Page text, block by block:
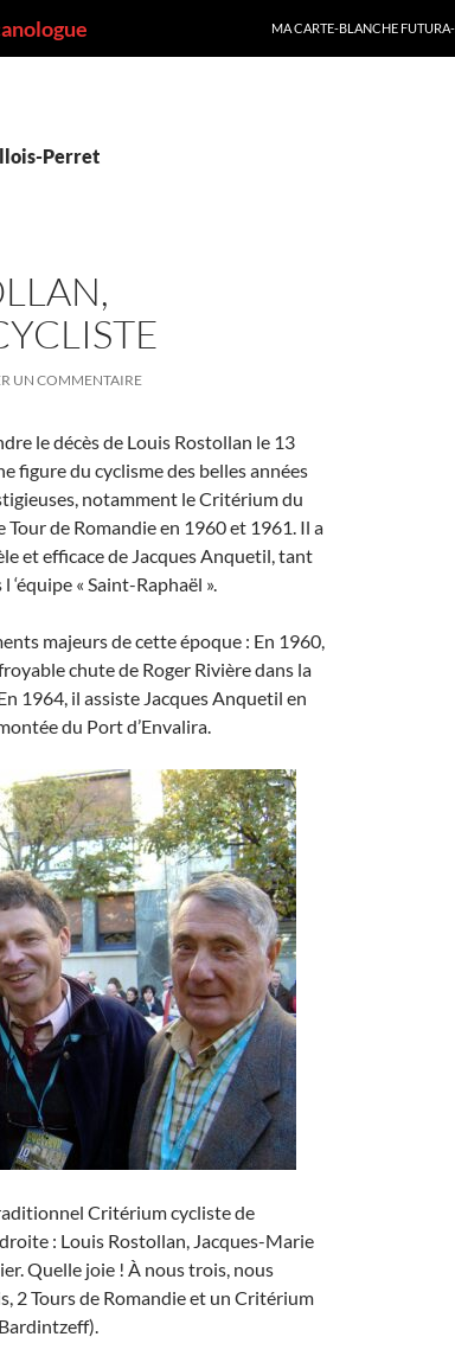
MA CARTE-BLANCHE
Perret
UN COMMENTAIRE
le décès de Louis Rostollan le 13
figure du cyclisme des belles années
notamment le Critérium du
de Romandie en 1960 et 1961. Il a
et efficace de Jacques Anquetil, tant
‘équipe « Saint-Raphaël ».
majeurs de cette époque : En 1960,
chute de Roger Rivière dans la
1964, il assiste Jacques Anquetil en
du Port d’Envalira.
Critérium cycliste de
: Louis Rostollan, Jacques-Marie
Quelle joie ! À nous trois, nous
2 Tours de Romandie et un Critérium